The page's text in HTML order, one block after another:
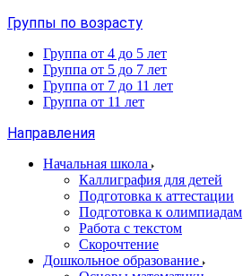
Группы по возрасту
Группа от 4 до 5 лет
Группа от 5 до 7 лет
Группа от 7 до 11 лет
Группа от 11 лет
Направления
Начальная школа
Каллиграфия для детей
Подготовка к аттестации
Подготовка к олимпиадам
Работа с текстом
Скорочтение
Дошкольное образование